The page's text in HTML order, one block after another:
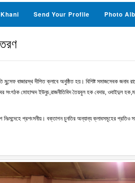
Send Your Profile Photo
বাজারস্থ দীপিত ক্লাবে অনুষ্ঠিত হয়। বিশিষ্ট সমাজসেবক
মোহাম্মদ ইউনুচ,রাজনীতিবিদ তৈয়বুল হক বেদার, ওবাইদুল
প্রশংসনীয়। বক্তাগন চুনতির অন্যান্য ক্লাবসমূহের প্রতিও